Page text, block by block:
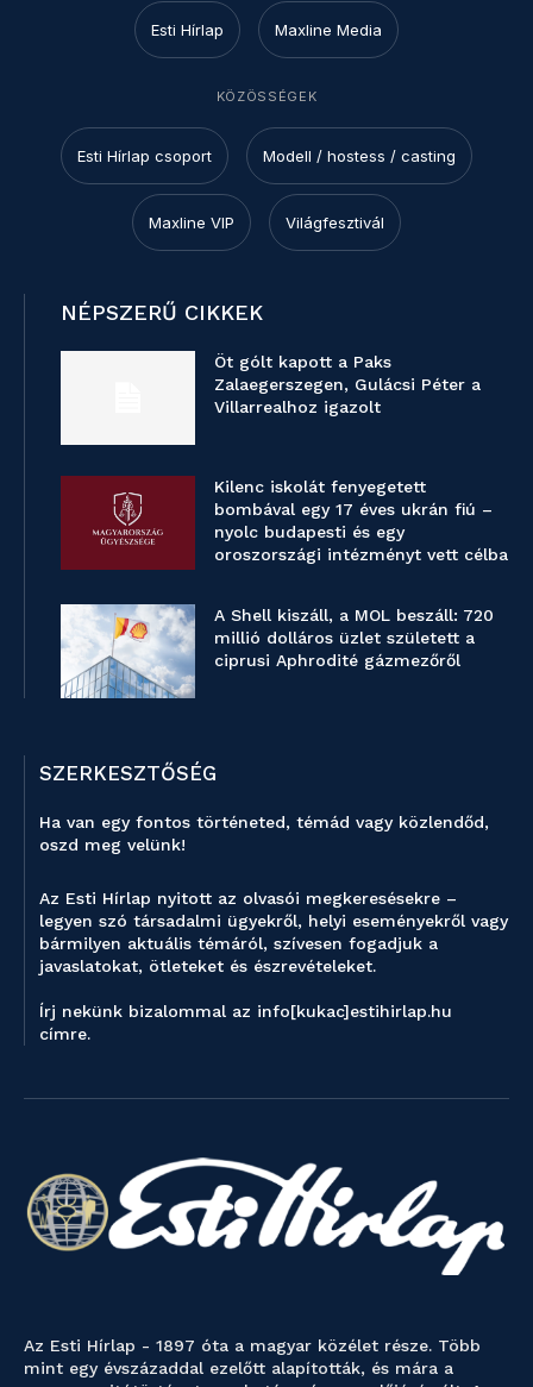
Esti Hírlap Maxline Media
KÖZÖSSÉGEK
Esti Hírlap csoport Modell / hostess / casting
Maxline VIP Világfesztivál
NÉPSZERŰ CIKKEK
Öt gólt kapott a Paks
Zalaegerszegen, Gulácsi Péter a
Villarrealhoz igazolt
Kilenc iskolát fenyegetett
bombával egy 17 éves ukrán fiú –
nyolc budapesti és egy
oroszországi intézményt vett célba
A Shell kiszáll, a MOL beszáll: 720
millió dolláros üzlet született a
ciprusi Aphrodité gázmezőről
SZERKESZTŐSÉG
Ha van egy fontos történeted, témád vagy közlendőd,
oszd meg velünk!
Az Esti Hírlap nyitott az olvasói megkeresésekre –
legyen szó társadalmi ügyekről, helyi eseményekről vagy
bármilyen aktuális témáról, szívesen fogadjuk a
javaslatokat, ötleteket és észrevételeket.
Írj nekünk bizalommal az info[kukac]estihirlap.hu
címre.
Az Esti Hírlap - 1897 óta a magyar közélet része. Több
mint egy évszázaddal ezelőtt alapították, és mára a